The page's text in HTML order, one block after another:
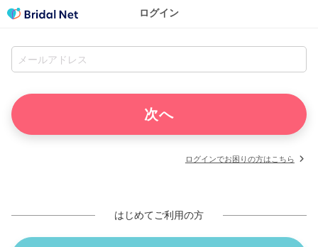
ログイン
ログインでお困りの方はこちら
はじめてご利用の方